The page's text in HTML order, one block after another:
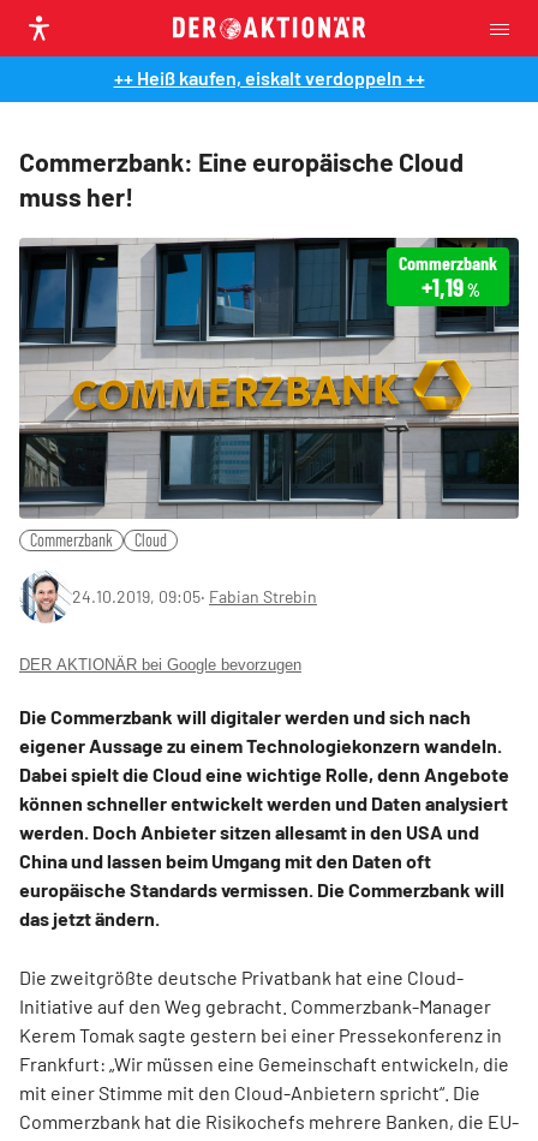
++ Heiß kaufen, eiskalt verdoppeln ++
Commerzbank: Eine europäische Cloud
muss her!
Commerzbank
+1,19 %
Commerzbank Cloud
24.10.2019, 09:05‧ Fabian Strebin
DER AKTIONÄR bei Google bevorzugen
Die Commerzbank will digitaler werden und sich nach
eigener Aussage zu einem Technologiekonzern wandeln.
Dabei spielt die Cloud eine wichtige Rolle, denn Angebote
können schneller entwickelt werden und Daten analysiert
werden. Doch Anbieter sitzen allesamt in den USA und
China und lassen beim Umgang mit den Daten oft
europäische Standards vermissen. Die Commerzbank will
das jetzt ändern.
Die zweitgrößte deutsche Privatbank hat eine Cloud-
Initiative auf den Weg gebracht. Commerzbank-Manager
Kerem Tomak sagte gestern bei einer Pressekonferenz in
Frankfurt: „Wir müssen eine Gemeinschaft entwickeln, die
mit einer Stimme mit den Cloud-Anbietern spricht“. Die
Commerzbank hat die Risikochefs mehrere Banken, die EU-